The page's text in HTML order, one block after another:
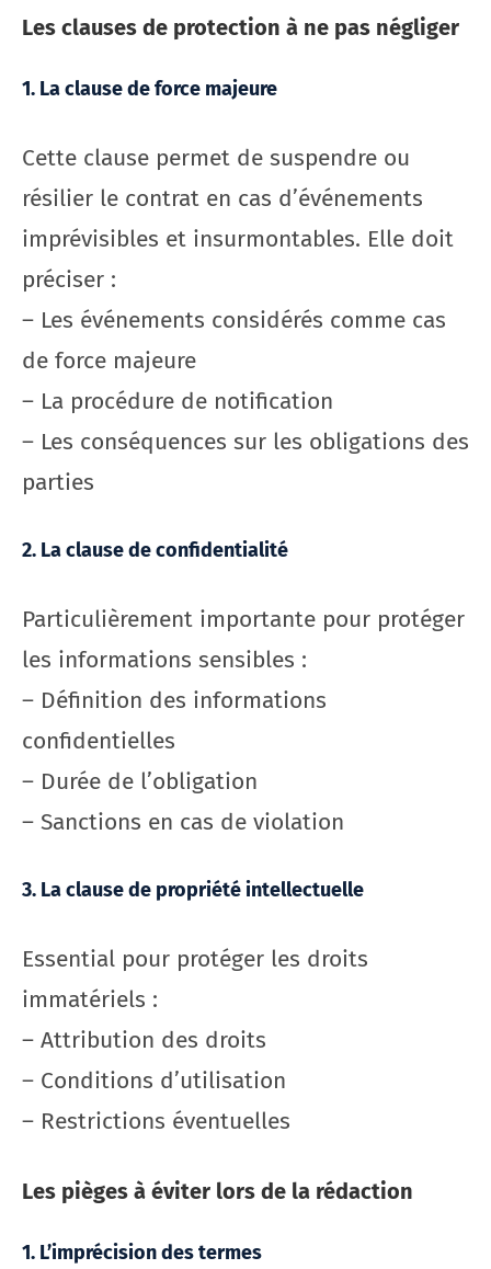
Les clauses de protection à ne pas négliger
1. La clause de force majeure
Cette clause permet de suspendre ou
résilier le contrat en cas d’événements
imprévisibles et insurmontables. Elle doit
préciser :
– Les événements considérés comme cas
de force majeure
– La procédure de notification
– Les conséquences sur les obligations des
parties
2. La clause de confidentialité
Particulièrement importante pour protéger
les informations sensibles :
– Définition des informations
confidentielles
– Durée de l’obligation
– Sanctions en cas de violation
3. La clause de propriété intellectuelle
Essential pour protéger les droits
immatériels :
– Attribution des droits
– Conditions d’utilisation
– Restrictions éventuelles
Les pièges à éviter lors de la rédaction
1. L’imprécision des termes